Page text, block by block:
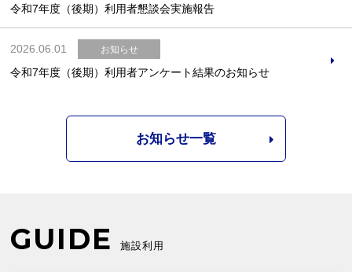
令和7年度（後期）利用者懇談会実施報告
2026.06.01 お知らせ
令和7年度（後期）利用者アンケート結果のお知らせ
お知らせ一覧
GUIDE 施設利用